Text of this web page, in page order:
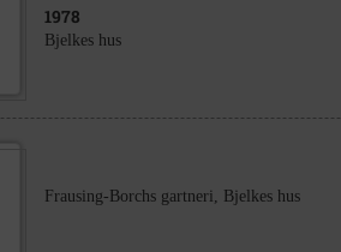
1978
Bjelkes hus
Frausing-Borchs gartneri, Bjelkes hus